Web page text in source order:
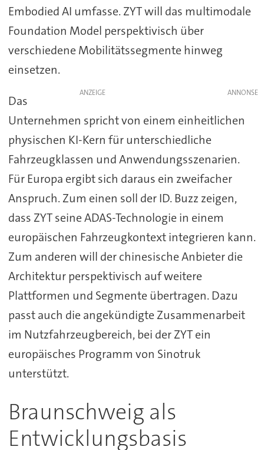
Embodied AI umfasse. ZYT will das multimodale
Foundation Model perspektivisch über
verschiedene Mobilitätssegmente hinweg
einsetzen.
ANZEIGE
Das
Unternehmen spricht von einem einheitlichen
physischen KI-Kern für unterschiedliche
Fahrzeugklassen und Anwendungsszenarien.
Für Europa ergibt sich daraus ein zweifacher
Anspruch. Zum einen soll der ID. Buzz zeigen,
dass ZYT seine ADAS-Technologie in einem
europäischen Fahrzeugkontext integrieren kann.
Zum anderen will der chinesische Anbieter die
Architektur perspektivisch auf weitere
Plattformen und Segmente übertragen. Dazu
passt auch die angekündigte Zusammenarbeit
im Nutzfahrzeugbereich, bei der ZYT ein
europäisches Programm von Sinotruk
unterstützt.
Braunschweig als
Entwicklungsbasis